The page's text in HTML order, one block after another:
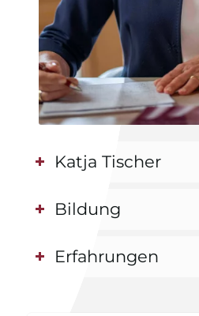
Katja Tischer
Bildung
Erfahrungen